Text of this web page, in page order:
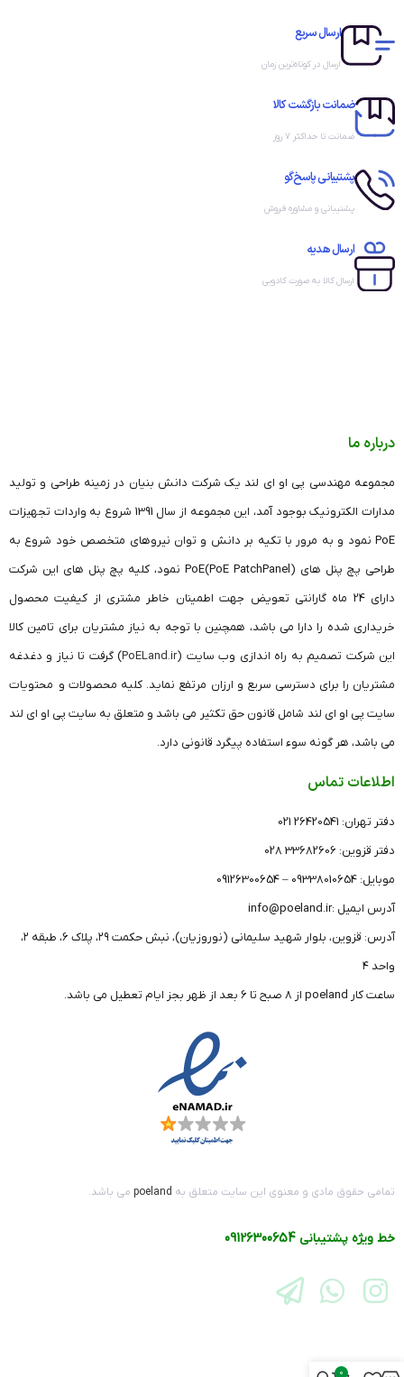
ارسال سریع
ارسال در کوتاه‌ترین زمان
ضمانت بازگشت کالا
ضمانت تا حداکثر ۷ روز
پشتیبانی پاسخ‌گو
پشتیبانی و مشاوره فروش
ارسال هدیه
ارسال کالا به صورت کادویی
درباره ما
مجموعه مهندسی پی او ای لند یک شرکت دانش بنیان در زمینه طراحی و تولید
مدارات الکترونیک بوجود آمد، این مجموعه از سال 1391 شروع به واردات تجهیزات
PoE نمود و به مرور با تکیه بر دانش و توان نیروهای متخصص خود شروع به
طراحی پچ پنل های (PoE PatchPanel)PoE نمود، کلیه پچ پنل های این شرکت
دارای 24 ماه گارانتی تعویض جهت اطمینان خاطر مشتری از کیفیت محصول
خریداری شده را دارا می باشد، همچنین با توجه به نیاز مشتریان برای تامین کالا
این شرکت تصمیم به راه اندازی وب سایت (PoELand.ir) گرفت تا نیاز و دغدغه
مشتریان را برای دسترسی سریع و ارزان مرتفع نماید. کلیه محصولات و محتویات
سایت پی او ای لند شامل قانون حق تکثیر می باشد و متعلق به سایت پی او ای لند
می باشد، هر گونه سوء استفاده پیگرد قانونی دارد.
اطلاعات تماس
دفتر تهران: 26420541 021
دفتر قزوین: 33682606 028
موبایل: 09338010654 – 09126300654
آدرس ایمیل :info@poeland.ir
آدرس: قزوین، بلوار شهید سلیمانی (نوروزیان)، نبش حکمت ۲۹، پلاک ۶، طبقه ۲،
واحد ۴
ساعت کار poeland از 8 صبح تا 6 بعد از ظهر بجز ایام تعطیل می باشد.
تمامی حقوق مادی و معنوی این سایت متعلق به poeland می باشد.
خط ویژه پشتیبانی 09126300654
0